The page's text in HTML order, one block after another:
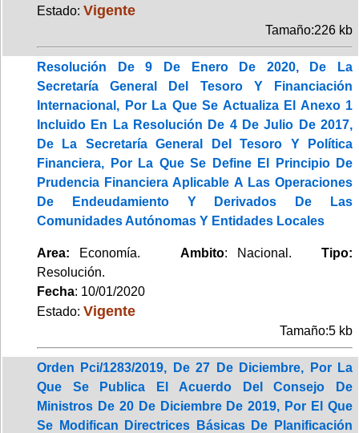
Estado: Vigente
Tamaño:226 kb
Resolución De 9 De Enero De 2020, De La
Secretaría General Del Tesoro Y Financiación
Internacional, Por La Que Se Actualiza El Anexo 1
Incluido En La Resolución De 4 De Julio De 2017,
De La Secretaría General Del Tesoro Y Política
Financiera, Por La Que Se Define El Principio De
Prudencia Financiera Aplicable A Las Operaciones
De Endeudamiento Y Derivados De Las
Comunidades Autónomas Y Entidades Locales
Area: Economía. Ambito: Nacional.Tipo:
Resolución.
Fecha: 10/01/2020
Estado: Vigente
Tamaño:5 kb
Orden Pci/1283/2019, De 27 De Diciembre, Por La
Que Se Publica El Acuerdo Del Consejo De
Ministros De 20 De Diciembre De 2019, Por El Que
Se Modifican Directrices Básicas De Planificación